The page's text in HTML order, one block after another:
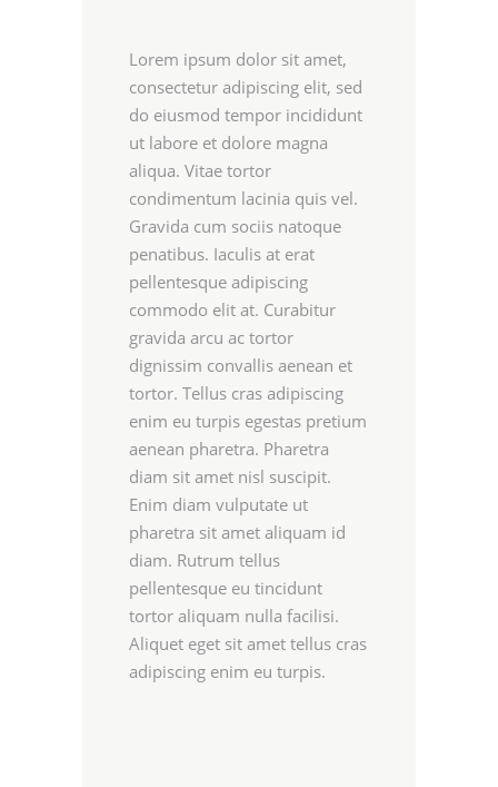
Lorem ipsum dolor sit amet,
consectetur adipiscing elit, sed
do eiusmod tempor incididunt
ut labore et dolore magna
aliqua. Vitae tortor
condimentum lacinia quis vel.
Gravida cum sociis natoque
penatibus. Iaculis at erat
pellentesque adipiscing
commodo elit at. Curabitur
gravida arcu ac tortor
dignissim convallis aenean et
tortor. Tellus cras adipiscing
enim eu turpis egestas pretium
aenean pharetra. Pharetra
diam sit amet nisl suscipit.
Enim diam vulputate ut
pharetra sit amet aliquam id
diam. Rutrum tellus
pellentesque eu tincidunt
tortor aliquam nulla facilisi.
Aliquet eget sit amet tellus cras
adipiscing enim eu turpis.